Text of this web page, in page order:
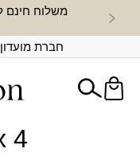
משלוח חינם
חברת
4